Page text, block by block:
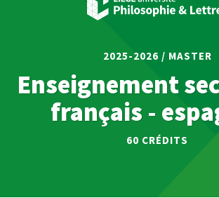
2025-2026 / MASTER
Enseignement
français -
60 CRÉDITS